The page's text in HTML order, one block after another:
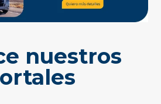
nuestros